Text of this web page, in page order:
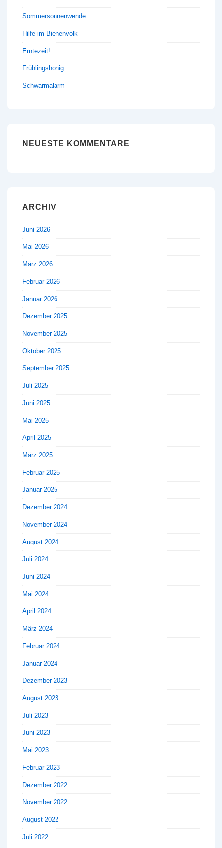
Sommersonnenwende
Hilfe im Bienenvolk
Erntezeit!
Frühlingshonig
Schwarmalarm
NEUESTE KOMMENTARE
ARCHIV
Juni 2026
Mai 2026
März 2026
Februar 2026
Januar 2026
Dezember 2025
November 2025
Oktober 2025
September 2025
Juli 2025
Juni 2025
Mai 2025
April 2025
März 2025
Februar 2025
Januar 2025
Dezember 2024
November 2024
August 2024
Juli 2024
Juni 2024
Mai 2024
April 2024
März 2024
Februar 2024
Januar 2024
Dezember 2023
August 2023
Juli 2023
Juni 2023
Mai 2023
Februar 2023
Dezember 2022
November 2022
August 2022
Juli 2022